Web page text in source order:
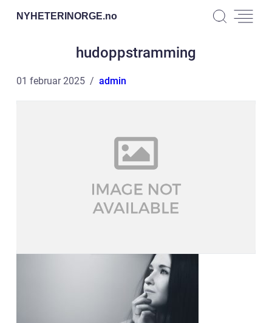
NYHETERINORGE.no
hudoppstramming
01 februar 2025 admin